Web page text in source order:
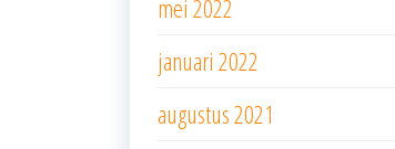
mei 2022
januari 2022
augustus 2021